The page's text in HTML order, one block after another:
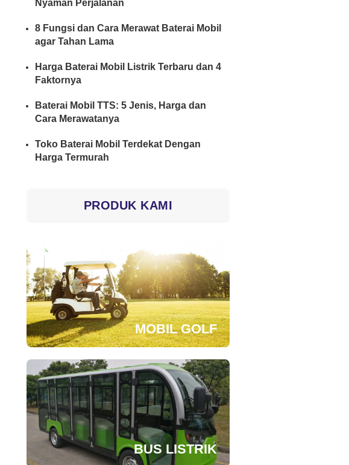
Nyaman Perjalanan
8 Fungsi dan Cara Merawat Baterai Mobil
agar Tahan Lama
Harga Baterai Mobil Listrik Terbaru dan 4
Faktornya
Baterai Mobil TTS: 5 Jenis, Harga dan
Cara Merawatanya
Toko Baterai Mobil Terdekat Dengan
Harga Termurah
PRODUK KAMI
MOBIL GOLF
BUS LISTRIK